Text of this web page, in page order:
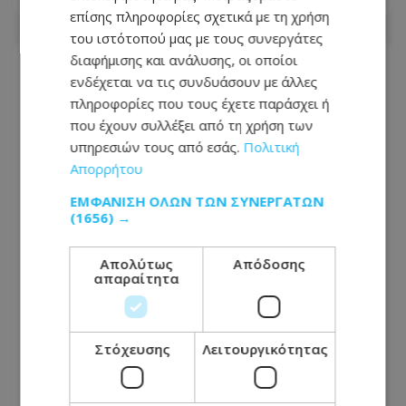
«Ασέβεια ακόμη και στους νεκρούς
ήρωες» – Σάλος με την εμφάνιση του
Φειδία στην εκδήλωση Ισαάκ–
Σολωμού - Φωτογραφίες
09.08.2026 - 09:30
επίσης πληροφορίες σχετικά με τη χρήση
του ιστότοπού μας με τους συνεργάτες
διαφήμισης και ανάλυσης, οι οποίοι
ενδέχεται να τις συνδυάσουν με άλλες
πληροφορίες που τους έχετε παράσχει ή
που έχουν συλλέξει από τη χρήση των
υπηρεσιών τους από εσάς. Πολιτική
Απορρήτου
ΕΜΦΆΝΙΣΗ ΌΛΩΝ ΤΩΝ ΣΥΝΕΡΓΑΤΏΝ
(1656) →
Απολύτως
απαραίτητα
Απόδοσης
Στόχευσης Λειτουργικότητας